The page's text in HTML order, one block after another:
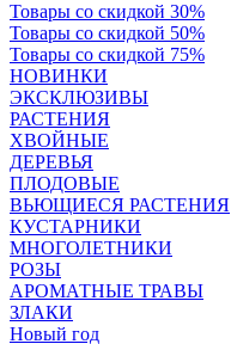
Товары со скидкой 30%
Товары со скидкой 50%
Товары со скидкой 75%
НОВИНКИ
ЭКСКЛЮЗИВЫ
РАСТЕНИЯ
ХВОЙНЫЕ
ДЕРЕВЬЯ
ПЛОДОВЫЕ
ВЬЮЩИЕСЯ РАСТЕНИЯ
КУСТАРНИКИ
МНОГОЛЕТНИКИ
РОЗЫ
АРОМАТНЫЕ ТРАВЫ
ЗЛАКИ
Новый год